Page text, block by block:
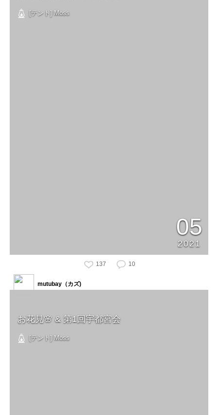
[テント] Moss
05
2021
137 10
お花見🌸 & 第1回宇都宮会
[テント] Moss
mutubay（カズ)